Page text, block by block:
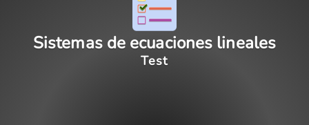
Sistemas de ecuaciones lineales
Test